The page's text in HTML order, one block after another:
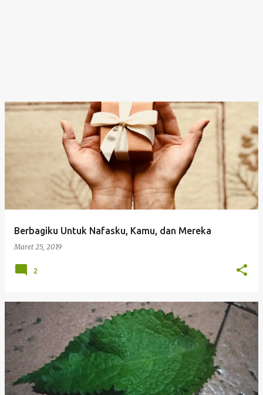
Berbagiku Untuk Nafasku, Kamu, dan Mereka
Maret 25, 2019
2